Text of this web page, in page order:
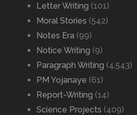
Letter Writing (101)
Moral Stories (542)
Notes Era (99)
Notice Writing (9)
Paragraph Writing (4,543)
PM Yojanaye (61)
Report-Writing (14)
Science Projects (409)